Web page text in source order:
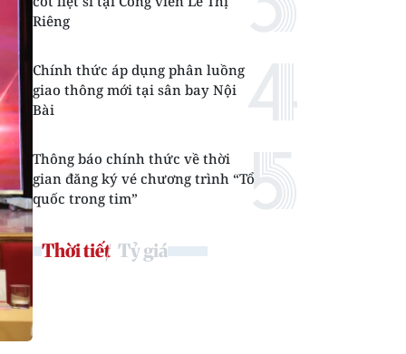
Riêng
Chính thức áp dụng phân luồng
giao thông mới tại sân bay Nội
Bài
Thông báo chính thức về thời
gian đăng ký vé chương trình “Tổ
quốc trong tim”
Thời tiết Tỷ giá